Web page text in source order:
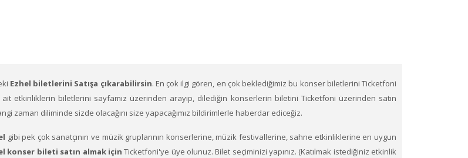
Ezhel biletlerini Satışa çıkarabilirsin. En çok ilgi gören, en çok beklediğimiz bu konser biletlerini Ticketfoni
etkinliklerin biletlerini sayfamız üzerinden arayıp, dilediğin konserlerin biletini Ticketfoni üzerinden satın
zaman diliminde sizde olacağını size yapacağımız bildirimlerle haberdar ediceğiz.
gibi pek çok sanatçının ve müzik gruplarının konserlerine, müzik festivallerine, sahne etkinliklerine en uygun
konser bileti satın almak içinTicketfoni'ye üye olunuz. Bilet seçiminizi yapınız. (Katılmak istediğiniz etkinlik